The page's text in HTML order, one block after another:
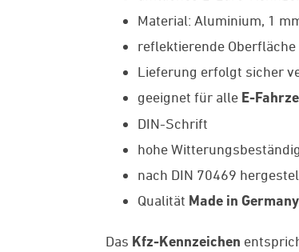
Material: Aluminium, 1
reflektierende Oberfläche
Lieferung erfolgt sicher
geeignet für alle E-
DIN-Schrift
hohe
nach DIN 70469
Qualität Made in Germany
Das Kfz-Kennzeichen